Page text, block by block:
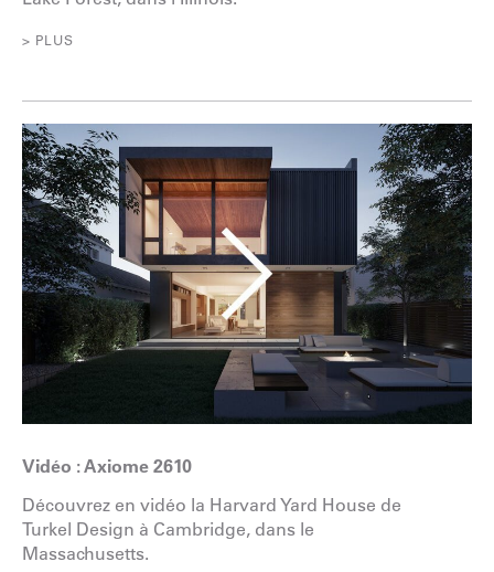
> PLUS
Vidéo : Axiome 2610
Découvrez en vidéo la Harvard Yard House de
Turkel Design à Cambridge, dans le
Massachusetts.